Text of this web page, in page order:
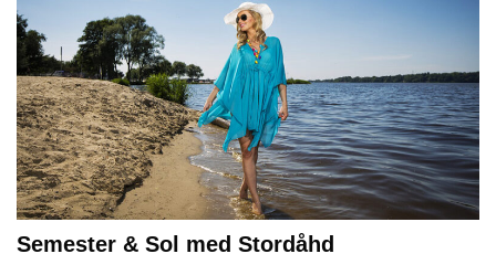
Semester & Sol med Stordåhd